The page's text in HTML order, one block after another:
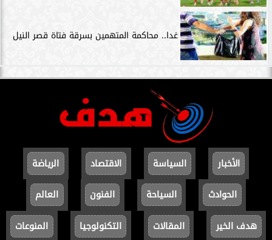
غدا.. محاكمة المتهمين بسرقة فتاة قصر النيل
الأخبار السياسة الاقتصاد
الرياضة
الحوادث
السياحة الفنون
العالم
هدف الخير
المقالات التكنولوجيا المنوعات